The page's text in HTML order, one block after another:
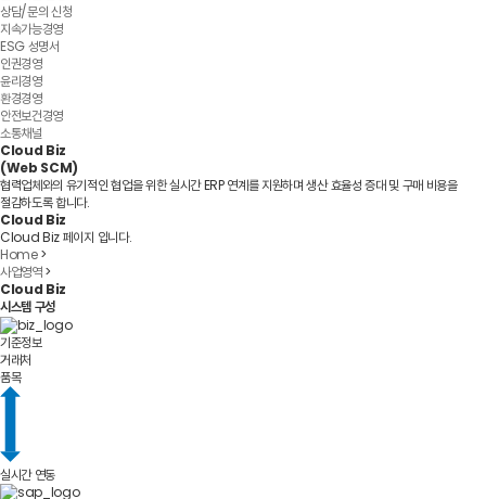
상담/문의 신청
지속가능경영
ESG 성명서
인권경영
윤리경영
환경경영
안전보건경영
소통채널
Cloud Biz
(Web SCM)
협력업체와의 유기적인 협업을 위한 실시간 ERP 연계를 지원하며 생산 효율성 증대 및 구매 비용을
절감하도록 합니다.
Cloud Biz
Cloud Biz 페이지 입니다.
Home>
사업영역>
Cloud Biz
시스템 구성
기준정보
거래처
품목
실시간 연동